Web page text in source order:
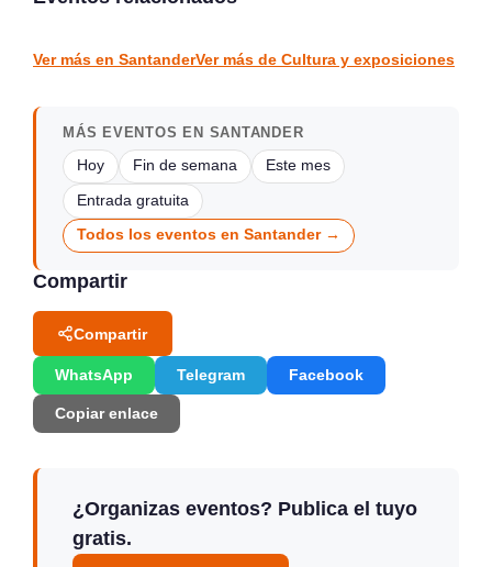
Santander
Ver más en SantanderVer más de Cultura y exposiciones
MÁS EVENTOS EN SANTANDER
Hoy Fin de semana Este mes
Entrada gratuita
Todos los eventos en Santander →
Compartir
Compartir
WhatsApp Telegram Facebook
Copiar enlace
¿Organizas eventos? Publica el tuyo
gratis.